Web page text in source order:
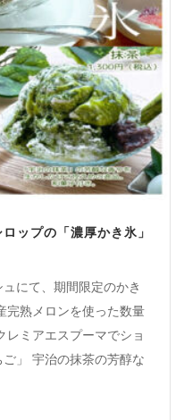
ップの「濃厚かき氷」
にて、期間限定のかき
完熟メロンを使った数量
レミアエスプーマでショ
」 宇治の抹茶の芳醇な